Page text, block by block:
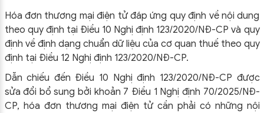
Hóa đơn thương mại điện tử đáp ứng quy định về nội dung
theo quy định tại Điều 10 Nghị định 123/2020/NĐ-CP và quy
định về định dạng chuẩn dữ liệu của cơ quan thuế theo quy
định tại Điều 12 Nghị định 123/2020/NĐ-CP.
Dẫn chiếu đến Điều 10 Nghị định 123/2020/NĐ-CP được
sửa đổi bổ sung bởi khoản 7 Điều 1 Nghị định 70/2025/NĐ-
CP, hóa đơn thương mại điện tử cần phải có những nội